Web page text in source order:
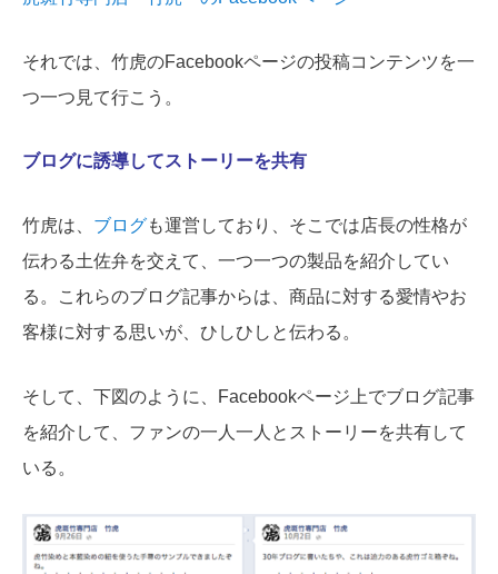
それでは、竹虎のFacebookページの投稿コンテンツを一
つ一つ見て行こう。
ブログに誘導してストーリーを共有
竹虎は、 ブログも運営しており、そこでは店長の性格が
伝わる土佐弁を交えて、一つ一つの製品を紹介してい
る。これらのブログ記事からは、商品に対する愛情やお
客様に対する思いが、ひしひしと伝わる。
そして、下図のように、Facebookページ上でブログ記事
を紹介して、ファンの一人一人とストーリーを共有して
いる。